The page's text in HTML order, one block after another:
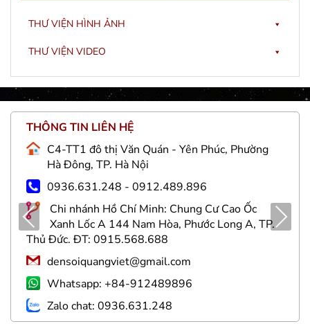
THƯ VIỆN HÌNH ẢNH
THƯ VIỆN VIDEO
THÔNG TIN LIÊN HỆ
C4-TT1 đô thị Văn Quán - Yên Phúc, Phường
Hà Đông, TP. Hà Nội
0936.631.248 - 0912.489.896
Chi nhánh Hồ Chí Minh: Chung Cư Cao Ốc
Xanh Lốc A 144 Nam Hòa, Phước Long A, TP.
Thủ Đức. ĐT: 0915.568.688
densoiquangviet@gmail.com
Whatsapp: +84-912489896
Zalo chat: 0936.631.248
Pre
viou
s
Nex
t